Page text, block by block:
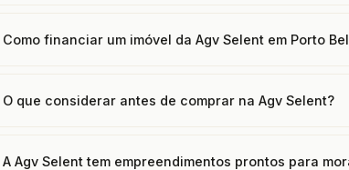
Como financiar um imóvel da Agv Selent em Porto
O que considerar antes de comprar na Agv Selent?
A Agv Selent tem empreendimentos prontos para